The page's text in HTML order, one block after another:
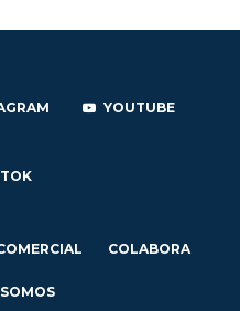
YOUTUBE
COLABORA